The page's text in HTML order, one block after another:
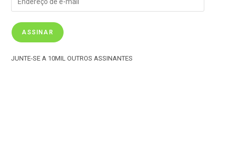
ASSINAR
JUNTE-SE A 10MIL OUTROS ASSINANTES